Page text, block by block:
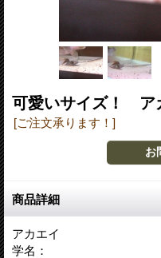
可愛いサイズ！
[ご注文承ります！]
商品詳細
アカエイ
学名：